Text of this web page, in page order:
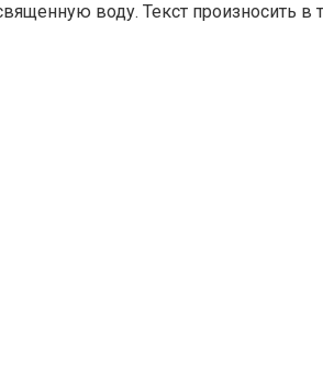
воду. Текст произносить в